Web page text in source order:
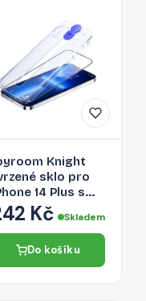
Knight
sklo pro
14 Plus s
(JR-H11)
Kč Skladem
Do košíku